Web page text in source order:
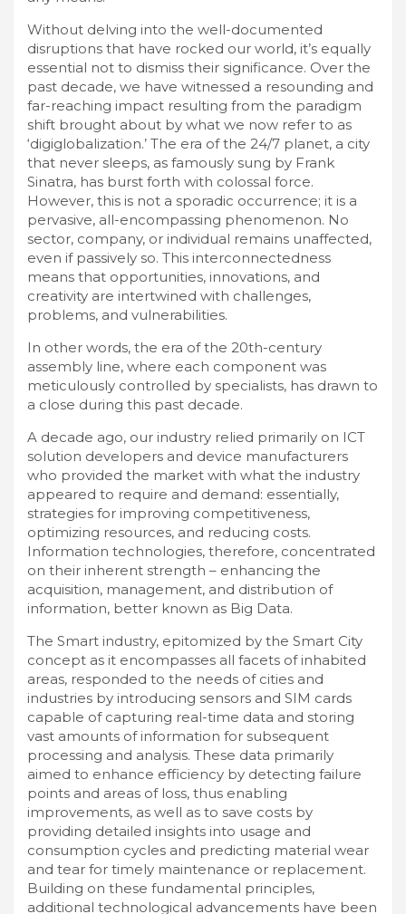
Without delving into the well-documented
disruptions that have rocked our world, it’s equally
essential not to dismiss their significance. Over the
past decade, we have witnessed a resounding and
far-reaching impact resulting from the paradigm
shift brought about by what we now refer to as
‘digiglobalization.’ The era of the 24/7 planet, a city
that never sleeps, as famously sung by Frank
Sinatra, has burst forth with colossal force.
However, this is not a sporadic occurrence; it is a
pervasive, all-encompassing phenomenon. No
sector, company, or individual remains unaffected,
even if passively so. This interconnectedness
means that opportunities, innovations, and
creativity are intertwined with challenges,
problems, and vulnerabilities.
In other words, the era of the 20th-century
assembly line, where each component was
meticulously controlled by specialists, has drawn to
a close during this past decade.
A decade ago, our industry relied primarily on ICT
solution developers and device manufacturers
who provided the market with what the industry
appeared to require and demand: essentially,
strategies for improving competitiveness,
optimizing resources, and reducing costs.
Information technologies, therefore, concentrated
on their inherent strength – enhancing the
acquisition, management, and distribution of
information, better known as Big Data.
The Smart industry, epitomized by the Smart City
concept as it encompasses all facets of inhabited
areas, responded to the needs of cities and
industries by introducing sensors and SIM cards
capable of capturing real-time data and storing
vast amounts of information for subsequent
processing and analysis. These data primarily
aimed to enhance efficiency by detecting failure
points and areas of loss, thus enabling
improvements, as well as to save costs by
providing detailed insights into usage and
consumption cycles and predicting material wear
and tear for timely maintenance or replacement.
Building on these fundamental principles,
additional technological advancements have been